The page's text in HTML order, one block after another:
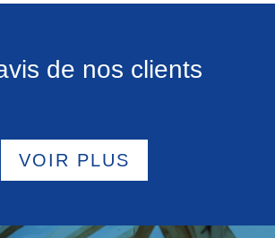
de nos clients
VOIR PLUS